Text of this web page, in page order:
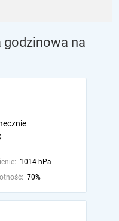
godzinowa na
1014 hPa
70%